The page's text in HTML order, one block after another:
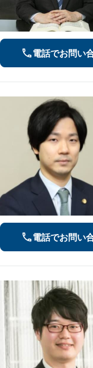
電話でお問い
電話でお問い